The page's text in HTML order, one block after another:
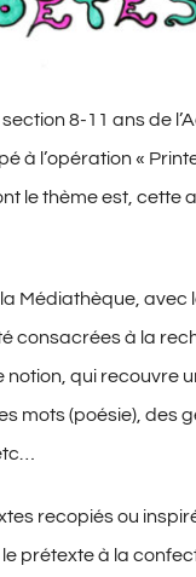
8-11 ans de
à l’opération «
le thème est, cette
Médiathèque, avec
consacrées à la
notion, qui recouvre
mots (poésie), des
recopiés ou
prétexte à la